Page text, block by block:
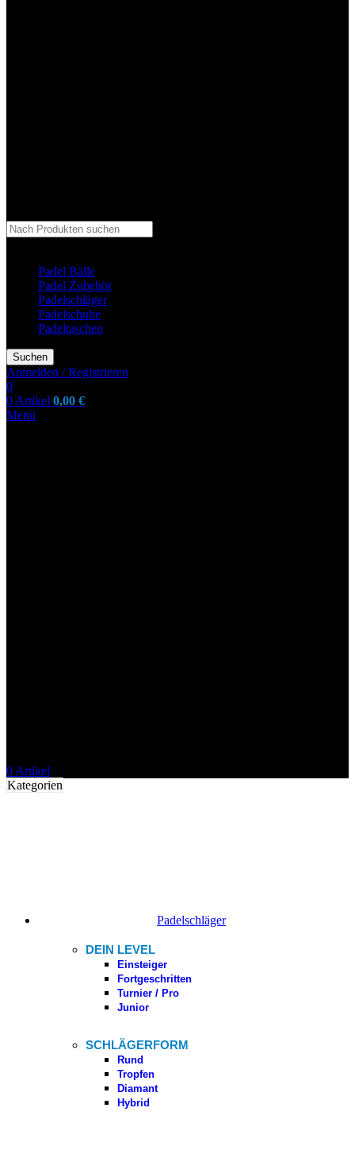
Padel Bälle
Padel Zubehör
Padelschläger
Padelschuhe
Padeltaschen
Suchen
Anmelden / Registrieren
0
0 Artikel 0,00 €
Menü
0 Artikel
Kategorien
Padelschläger
DEIN LEVEL
Einsteiger
Fortgeschritten
Turnier / Pro
Junior
SCHLÄGERFORM
Rund
Tropfen
Diamant
Hybrid